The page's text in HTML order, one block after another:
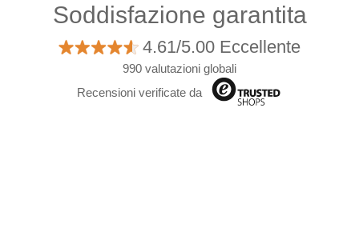
Soddisfazione garantita
4.61/5.00 Eccellente
990 valutazioni globali
Recensioni verificate da